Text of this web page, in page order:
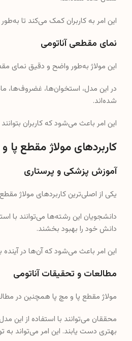
این امر به کاربران کمک می‌کند تا
نمای مقطعی آناتومی
این مولاژ به‌طور واضح و دقیق نمای
در این مدل، استخوان‌ها، غضروف‌ها،
شده‌اند.
این امر باعث می‌شود که کاربران
کاربردهای مولاژ مقطع پا
آموزش پزشکی و پرستاری
یکی از اصلی‌ترین کاربردهای مولاژ
دانشجویان این رشته‌ها می‌توانند با
دانش خود را بهبود بخشند.
این امر باعث می‌شود که آن‌ها در آینده
مطالعات و تحقیقات آناتومی
مولاژ مقطع پا و مچ پا همچنین در
محققان می‌توانند با استفاده از این
بهتری دست یابند. این امر می‌تواند